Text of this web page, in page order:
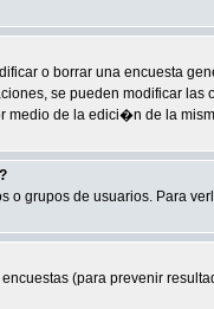
o borrar una encuesta
se pueden modificar
de la edici�n de la
grupos de usuarios. Para
(para prevenir